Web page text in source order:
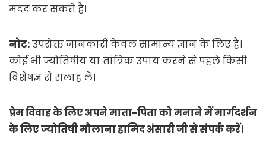
मदद कर सकते हैं।
नोट:उपरोक्त जानकारी केवल सामान्य ज्ञान के लिए है।
कोई भी ज्योतिषीय या तांत्रिक उपाय करने से पहले किसी
विशेषज्ञ से सलाह लें।
प्रेम विवाह के लिए अपने माता-पिता को मनाने में मार्गदर्शन
के लिए ज्योतिषी मौलाना हामिद अंसारी जी से संपर्क करें।